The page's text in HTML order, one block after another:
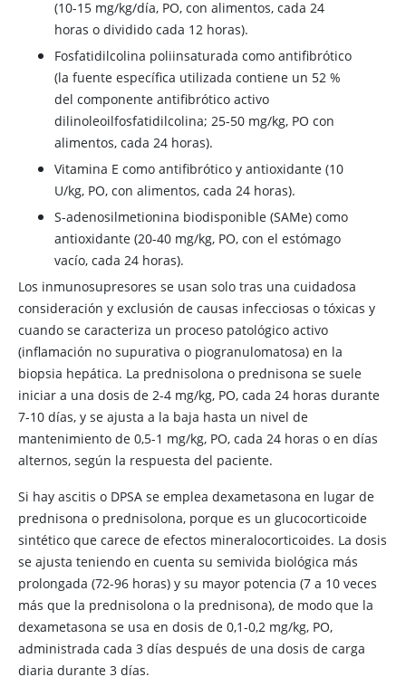
(10-15 mg/kg/día, PO, con alimentos, cada 24
horas o dividido cada 12 horas).
Fosfatidilcolina poliinsaturada como antifibrótico
(la fuente específica utilizada contiene un 52 %
del componente antifibrótico activo
dilinoleoilfosfatidilcolina; 25-50 mg/kg, PO con
alimentos, cada 24 horas).
Vitamina E como antifibrótico y antioxidante (10
U/kg, PO, con alimentos, cada 24 horas).
S-adenosilmetionina biodisponible (SAMe) como
antioxidante (20-40 mg/kg, PO, con el estómago
vacío, cada 24 horas).
Los inmunosupresores se usan solo tras una cuidadosa
consideración y exclusión de causas infecciosas o tóxicas y
cuando se caracteriza un proceso patológico activo
(inflamación no supurativa o piogranulomatosa) en la
biopsia hepática. La prednisolona o prednisona se suele
iniciar a una dosis de 2-4 mg/kg, PO, cada 24 horas durante
7-10 días, y se ajusta a la baja hasta un nivel de
mantenimiento de 0,5-1 mg/kg, PO, cada 24 horas o en días
alternos, según la respuesta del paciente.
Si hay ascitis o DPSA se emplea dexametasona en lugar de
prednisona o prednisolona, porque es un glucocorticoide
sintético que carece de efectos mineralocorticoides. La dosis
se ajusta teniendo en cuenta su semivida biológica más
prolongada (72-96 horas) y su mayor potencia (7 a 10 veces
más que la prednisolona o la prednisona), de modo que la
dexametasona se usa en dosis de 0,1-0,2 mg/kg, PO,
administrada cada 3 días después de una dosis de carga
diaria durante 3 días.